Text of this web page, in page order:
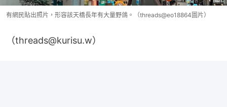
有網民貼出照片，形容該天橋長年有大量野鴿。（threads@eo18864圖片）
（threads@kurisu.w）